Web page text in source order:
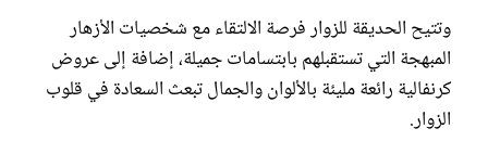
وتتيح الحديقة للزوار فرصة الالتقاء مع شخصيات الأزهار
المبهجة التي تستقبلهم بابتسامات جميلة، إضافة إلى عروض
كرنفالية رائعة مليئة بالألوان والجمال تبعث السعادة في قلوب
الزوار.